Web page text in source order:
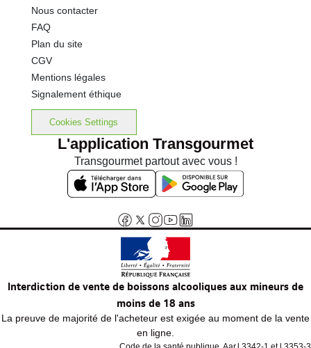
Nous contacter
FAQ
Plan du site
CGV
Mentions légales
Signalement éthique
Cookies Settings
L'application Transgourmet
Transgourmet partout avec vous !
Interdiction de vente de boissons alcooliques aux mineurs de
moins de 18 ans
La preuve de majorité de l'acheteur est exigée au moment de la vente
en ligne.